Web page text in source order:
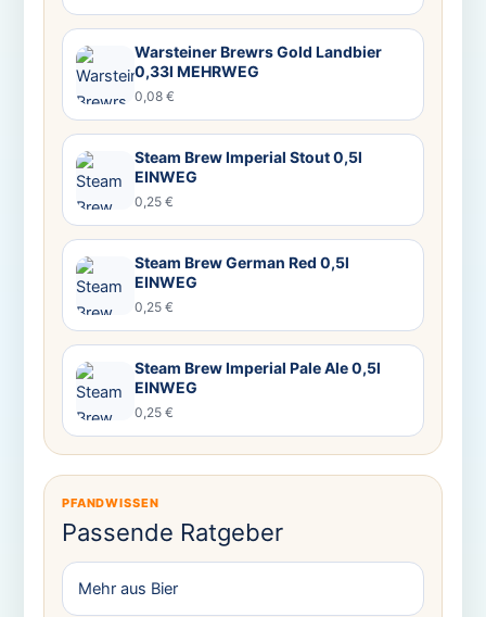
Warsteiner Brewrs Gold Landbier
0,33l MEHRWEG
0,08 €
Steam Brew Imperial Stout 0,5l
EINWEG
0,25 €
Steam Brew German Red 0,5l
EINWEG
0,25 €
Steam Brew Imperial Pale Ale 0,5l
EINWEG
0,25 €
PFANDWISSEN
Passende Ratgeber
Mehr aus Bier